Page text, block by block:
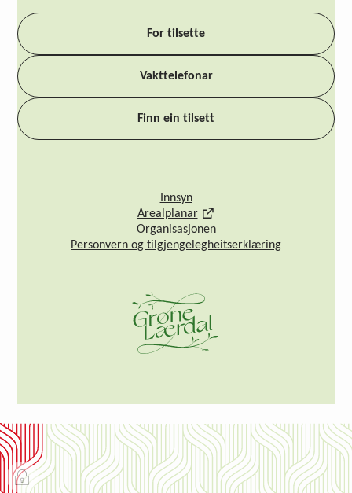
For tilsette
Vakttelefonar
Finn ein tilsett
Innsyn
Arealplanar
Organisasjonen
Personvern og tilgjengelegheitserklæring
I